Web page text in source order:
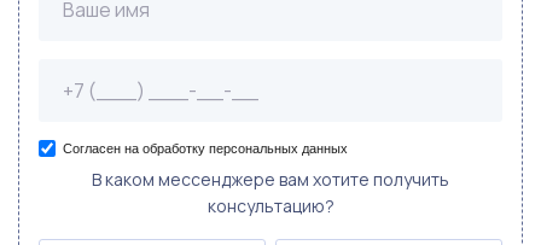
Согласен на обработку персональных данных
В каком мессенджере вам хотите получить
консультацию?